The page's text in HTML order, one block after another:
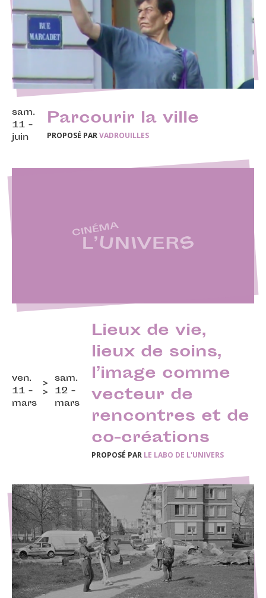
sam.
11 -
juin
Parcourir la ville
PROPOSÉ PARVADROUILLES
ven.
11 -
mars
sam.
12 -
mars
Lieux de vie,
lieux de soins,
l’image comme
vecteur de
rencontres et de
co-créations
PROPOSÉ PAR LE LABO DE L'UNIVERS